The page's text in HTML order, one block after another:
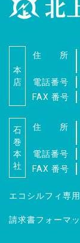
本
店
住 所
電話番号
FAX 番号
石
巻
本
社
住 所
電話番号
FAX 番号
エコシルフィ専
請求書フォーマ